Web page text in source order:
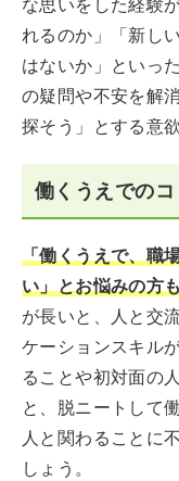
な思いをした経験
れるのか」「新し
はないか」といっ
の疑問や不安を解
探そう」とする意
働くうえでの
「働くうえで、職
い」とお悩みの方
が長いと、人と交
ケーションスキル
ることや初対面の
と、脱ニートして
人と関わることに
しょう。